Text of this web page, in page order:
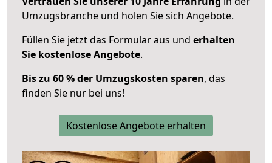
Umzugsbranche und holen Sie sich Angebote.
Füllen Sie jetzt das Formular aus und erhalten
Sie kostenlose Angebote.
Bis zu 60 % der Umzugskosten sparen, das
finden Sie nur bei uns!
Kostenlose Angebote erhalten